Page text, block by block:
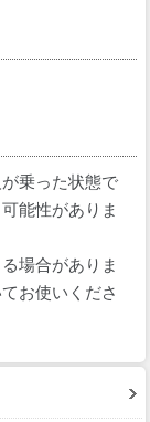
乗った状態で
能性がありま
場合がありま
お使いくださ